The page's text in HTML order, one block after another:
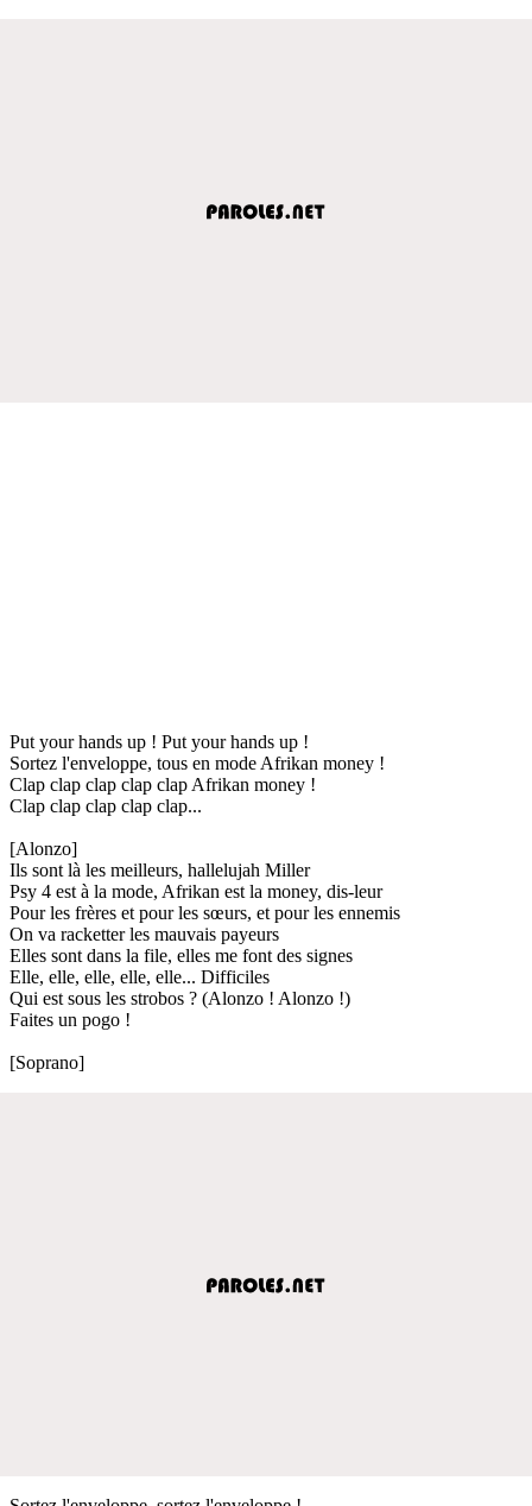
Put your hands up ! Put your hands up !
Sortez l'enveloppe, tous en mode Afrikan money !
Clap clap clap clap clap Afrikan money !
Clap clap clap clap clap...
[Alonzo]
Ils sont là les meilleurs, hallelujah Miller
Psy 4 est à la mode, Afrikan est la money, dis-leur
Pour les frères et pour les sœurs, et pour les ennemis
On va racketter les mauvais payeurs
Elles sont dans la file, elles me font des signes
Elle, elle, elle, elle, elle... Difficiles
Qui est sous les strobos ? (Alonzo ! Alonzo !)
Faites un pogo !
[Soprano]